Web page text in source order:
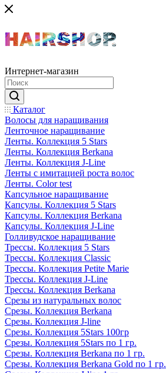
Интернет-магазин
Каталог
Волосы для наращивания
Ленточное наращивание
Ленты. Коллекция 5 Stars
Ленты. Коллекция Berkana
Ленты. Коллекция J-Line
Ленты с имитацией роста волос
Ленты. Color test
Капсульное наращивание
Капсулы. Коллекция 5 Stars
Капсулы. Коллекция Berkana
Капсулы. Коллекция J-Line
Голливудское наращивание
Трессы. Коллекция 5 Stars
Трессы. Коллекция Classic
Трессы. Коллекция Petite Marie
Трессы. Коллекция J-Line
Трессы. Коллекция Berkana
Срезы из натуральных волос
Срезы. Коллекция Berkana
Срезы. Коллекция J-line
Срезы. Коллекция 5Stars 100гр
Срезы. Коллекция 5Stars по 1 гр.
Срезы. Коллекция Berkana по 1 гр.
Срезы. Коллекция Berkana Gold по 1 гр.